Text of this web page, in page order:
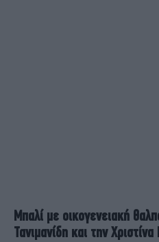
Μπαλί με οικογενειακή
Τανιμανίδη και την